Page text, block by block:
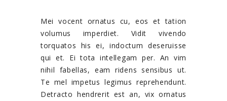
Mei vocent ornatus cu, eos et tation
volumus imperdiet. Vidit vivendo
torquatos his ei, indoctum deseruisse
qui et. Ei tota intellegam per. An vim
nihil fabellas, eam ridens sensibus ut.
Te mel impetus legimus reprehendunt.
Detracto hendrerit est an, vix ornatus